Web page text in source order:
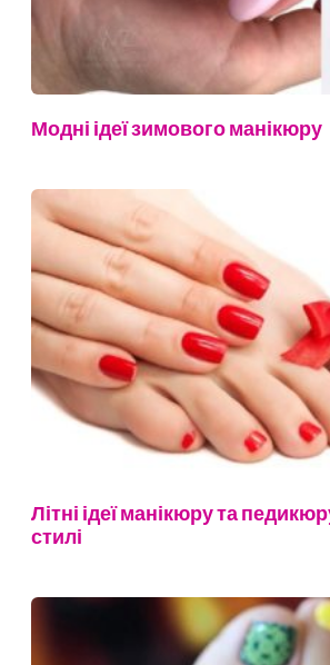
Модні ідеї зимового манікюру
Літні ідеї манікюру та
стилі